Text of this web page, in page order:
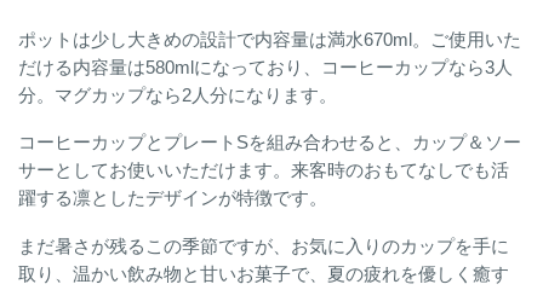
ポットは少し大きめの設計で内容量は満水670ml。ご使用いた
だける内容量は580mlになっており、コーヒーカップなら3人
分。マグカップなら2人分になります。
コーヒーカップとプレートSを組み合わせると、カップ＆ソー
サーとしてお使いいただけます。来客時のおもてなしでも活
躍する凛としたデザインが特徴です。
まだ暑さが残るこの季節ですが、お気に入りのカップを手に
取り、温かい飲み物と甘いお菓子で、夏の疲れを優しく癒す